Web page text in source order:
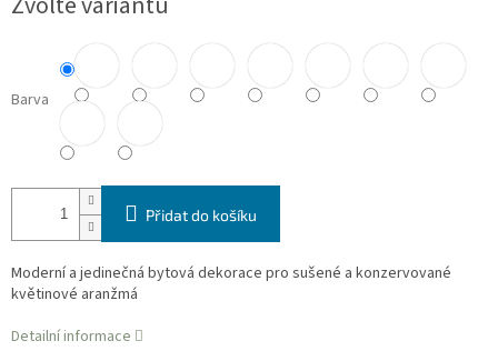
cena:
Barva
Přidat do košíku
Moderní a jedinečná bytová dekorace pro sušené a konzervované
květinové aranžmá
Detailní informace